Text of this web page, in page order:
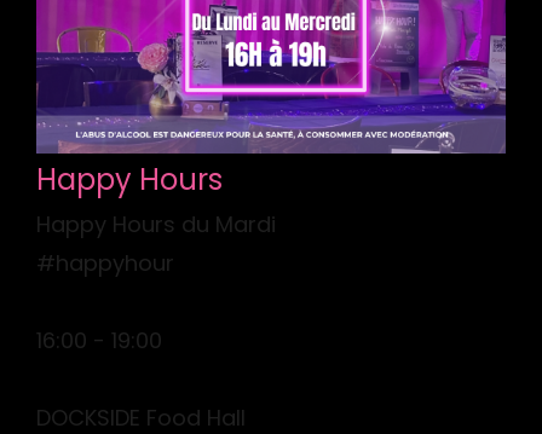
Happy Hours
Happy Hours du Mardi
#happyhour
16:00 - 19:00
DOCKSIDE Food Hall